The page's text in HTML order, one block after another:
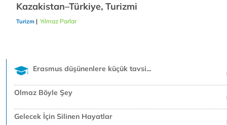
Kazakistan–Türkiye, Turizmi
Turizm | Yılmaz Parlar21/12/2018
Erasmus düşünenlere küçük tavsi...
Olmaz Böyle Şey
Gelecek İçin Silinen Hayatlar